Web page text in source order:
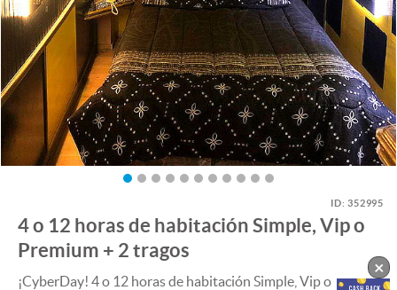
ID:352995
4 o 12 horas de habitación Simple, Vip o
Premium + 2 tragos
¡CyberDay! 4 o 12 horas de habitación Simple, Vip o
×